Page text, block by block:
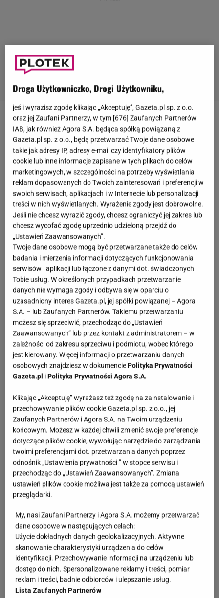
Niedawno minęło siedem lat od ślubuksięcia
Harry'egoiMeghan Markle. W ostatnich latach para
przeszła prawdziwą życiową rewolucję. Po podjęciu
decyzji o rezygnacji z pełnienia obowiązków w
rodzinie królewskiej księżna i książę Sussex
przeprowadzili się do Stanów Zjednoczonych.
Niedawno z okazji rocznicy ich ślubu w mediach
społecznościowych pojawiło się zdjęcie pary.
Możecie zobaczyć je tutaj.
w swoim podkaście poruszyła temat wyboru imion
dladzieci . Co miała do powiedzenia na temat
własnej decyzji w tej kwestii? Sprawdźcie.
Droga Użytkowniczko, Drogi Użytkowniku,
jeśli wyrazisz zgodę klikając „Akceptuję”, Gazeta.pl sp. z o.o.
oraz jej Zaufani Partnerzy, w tym [676] Zaufanych Partnerów
IAB, jak również Agora S.A. będąca spółką powiązaną z
Gazeta.pl sp. z o.o., będą przetwarzać Twoje dane osobowe
takie jak adresy IP, adresy e-mail czy identyfikatory plików
cookie lub inne informacje zapisane w tych plikach do celów
marketingowych, w szczególności na potrzeby wyświetlania
reklam dopasowanych do Twoich zainteresowań i preferencji w
swoich serwisach, aplikacjach i w Internecie lub personalizacji
treści w nich wyświetlanych. Wyrażenie zgody jest dobrowolne.
Jeśli nie chcesz wyrazić zgody, chcesz ograniczyć jej zakres lub
chcesz wycofać zgodę uprzednio udzieloną przejdź do
„Ustawień Zaawansowanych”.
Twoje dane osobowe mogą być przetwarzane także do celów
badania i mierzenia informacji dotyczących funkcjonowania
serwisów i aplikacji lub łączone z danymi dot. świadczonych
Tobie usług. W określonych przypadkach przetwarzanie
danych nie wymaga zgody i odbywa się w oparciu o
uzasadniony interes Gazeta.pl, jej spółki powiązanej – Agora
S.A. – lub Zaufanych Partnerów. Takiemu przetwarzaniu
możesz się sprzeciwić, przechodząc do „Ustawień
Zaawansowanych” lub przez kontakt z administratorem – w
zależności od zakresu sprzeciwu i podmiotu, wobec którego
jest kierowany. Więcej informacji o przetwarzaniu danych
osobowych znajdziesz w dokumencie Polityka Prywatności
Gazeta.pl i Polityka Prywatności Agora S.A.
Klikając „Akceptuję” wyrażasz też zgodę na zainstalowanie i
przechowywanie plików cookie Gazeta.pl sp. z o.o., jej
Zaufanych Partnerów i Agora S.A. na Twoim urządzeniu
końcowym. Możesz w każdej chwili zmienić swoje preferencje
dotyczące plików cookie, wywołując narzędzie do zarządzania
twoimi preferencjami dot. przetwarzania danych poprzez
odnośnik „Ustawienia prywatności ” w stopce serwisu i
przechodząc do „Ustawień Zaawansowanych”. Zmiana
ustawień plików cookie możliwa jest także za pomocą ustawień
przeglądarki.
My, nasi Zaufani Partnerzy i Agora S.A. możemy przetwarzać
dane osobowe w następujących celach:
Użycie dokładnych danych geolokalizacyjnych. Aktywne
skanowanie charakterystyki urządzenia do celów
identyfikacji. Przechowywanie informacji na urządzeniu lub
dostęp do nich. Spersonalizowane reklamy i treści, pomiar
reklam i treści, badnie odbiorców i ulepszanie usług.
Lista Zaufanych Partnerów